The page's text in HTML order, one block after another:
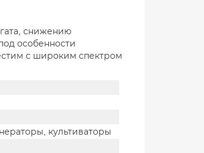
снижению
особенности
с широким спектром
культиваторы